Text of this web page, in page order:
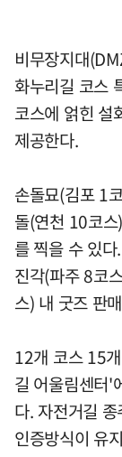
비무장지대
화누리길 코스
코스에 얽힌 설
제공한다.
손돌묘(김포 1
돌(연천 10코
를 찍을 수 있
진각(파주 8코
스) 내 굿즈 판
12개 코스 15
길 어울림센터'
다. 자전거길
인증방식이 유